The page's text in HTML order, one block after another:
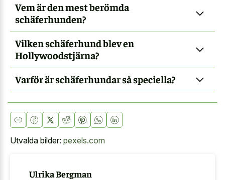
Vem är den mest berömda
schäferhunden?
Vilken schäferhund blev en
Hollywoodstjärna?
Varför är schäferhundar så speciella?
Utvalda bilder: pexels.com
Ulrika Bergman